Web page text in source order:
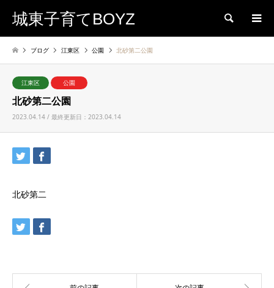
城東子育てBOYZ 検索
ブログ 江東区 公園 北砂第二公園
江東区 公園
北砂第二公園
2023.04.14 / 最終更新日：2023.04.14
北砂第二